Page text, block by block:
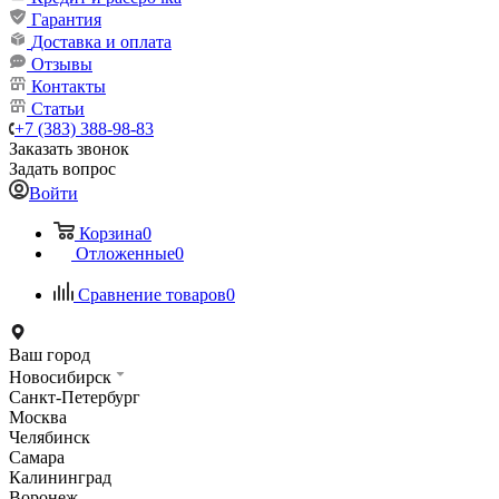
Гарантия
Доставка и оплата
Отзывы
Контакты
Статьи
+7 (383) 388-98-83
Заказать звонок
Задать вопрос
Войти
Корзина0
Отложенные0
Сравнение товаров0
Ваш город
Новосибирск
Санкт-Петербург
Москва
Челябинск
Самара
Калининград